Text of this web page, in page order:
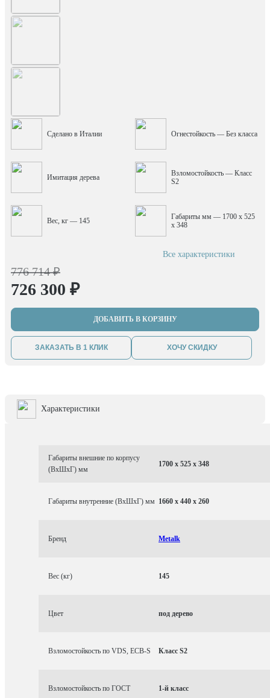
Сделано в Италии Огнестойкость — Без класса
Имитация дерева
Взломостойкость — Класс
S2
Вес, кг — 145
Габариты мм — 1700 x 525
x 348
Все характеристики
776 714 ₽
726 300 ₽
ДОБАВИТЬ В КОРЗИНУ
ЗАКАЗАТЬ В 1 КЛИК ХОЧУ СКИДКУ
Характеристики
Габариты внешние по корпусу
(ВхШхГ) мм
1700 x 525 x 348
Габариты внутренние (ВхШхГ) мм 1660 x 440 x 260
Бренд Metalk
Вес (кг) 145
Цвет под дерево
Взломостойкость по VDS, ECB-S Класс S2
Взломостойкость по ГОСТ 1-й класс